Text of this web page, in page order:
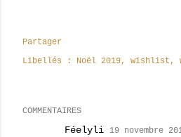
Partager
Libellés :
Noël 2019 wishlist
COMMENTAIRES
Féelyli 19 novembre